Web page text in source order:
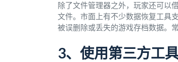
除了文件管理器之外，玩家还可以
文件。市面上有不少数据恢复工具
被误删除或丢失的游戏存档数据。
3、使用第三方工